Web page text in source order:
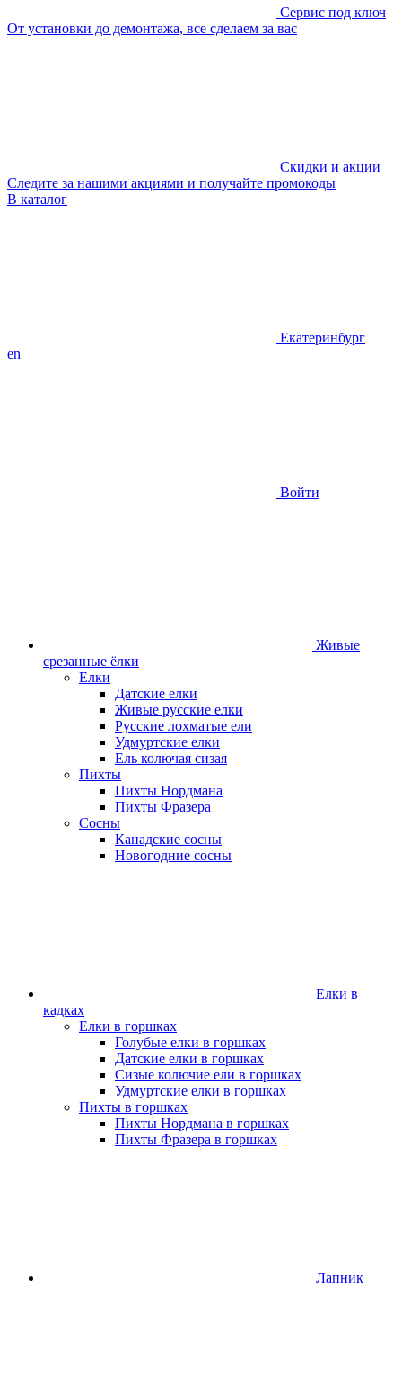
Сервис под ключ
От установки до демонтажа, все сделаем за вас
Скидки и акции
Следите за нашими акциями и получайте промокоды
В каталог
Екатеринбург
en
Войти
Живые
срезанные ёлки
Елки
Датские елки
Живые русские елки
Русские лохматые ели
Удмуртские елки
Ель колючая сизая
Пихты
Пихты Нордмана
Пихты Фразера
Сосны
Канадские сосны
Новогодние сосны
Елки в
кадках
Елки в горшках
Голубые елки в горшках
Датские елки в горшках
Сизые колючие ели в горшках
Удмуртские елки в горшках
Пихты в горшках
Пихты Нордмана в горшках
Пихты Фразера в горшках
Лапник